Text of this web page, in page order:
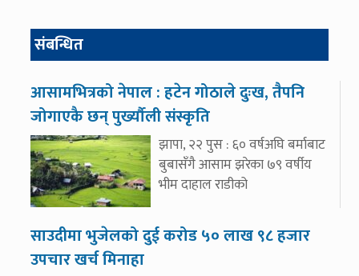
संबन्धित
आसामभित्रको नेपाल : हटेन गोठाले दुःख, तैपनि
जोगाएकै छन् पुर्ख्यौली संस्कृति
झापा, २२ पुस : ६० वर्षअघि बर्माबाट
बुबासँगै आसाम झरेका ७९ वर्षीय
भीम दाहाल राडीको
साउदीमा भुजेलको दुई करोड ५० लाख ९८ हजार
उपचार खर्च मिनाहा